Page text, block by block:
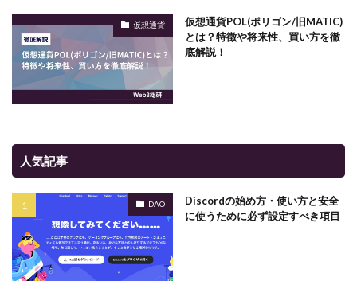
仮想通貨
仮想通貨POL(ポリゴン/旧MATIC)
とは？特徴や将来性、買い方を徹
底解説！
人気記事
DAO
Discordの始め方・使い方と安全
に使うために必ず設定すべき項目